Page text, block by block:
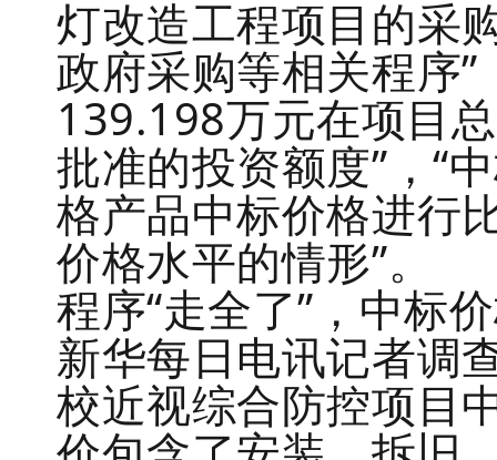
灯改造工程项目的采
政府采购等相关程序
139.198万元在项目
批准的投资额度”，“
格产品中标价格进行
价格水平的情形”。
程序“走全了”，中标
新华每日电讯记者调
校近视综合防控项目